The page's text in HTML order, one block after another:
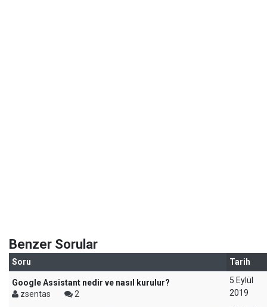
Benzer Sorular
Soru Tarih
Google Assistant nedir ve nasıl kurulur?
zsentas
2
5 Eylül
2019